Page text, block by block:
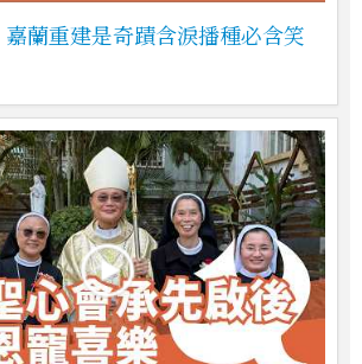
蘭重建是奇蹟含淚播種必含笑